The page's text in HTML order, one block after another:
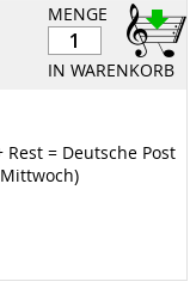
MENGE
IN WARENKORB
Rest = Deutsche Post